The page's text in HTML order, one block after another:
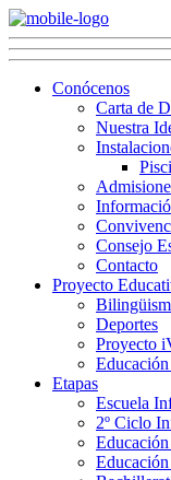
Conócenos
Carta de
Nuestra
Consejo
Contacto
Proyecto
Deportes
Proyecto
Etapas
Escuela
2º Ciclo